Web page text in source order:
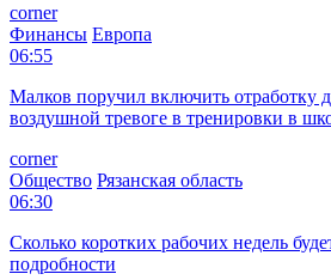
corner
Финансы Европа
06:55
Малков поручил включить отработку
воздушной тревоге в тренировки в
corner
Общество Рязанская область
06:30
Сколько коротких рабочих недель
подробности